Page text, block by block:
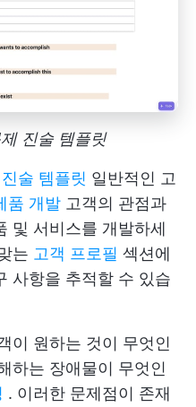
진술 템플릿
술 템플릿 일반적인 고
품 개발 고객의 관점과
및 서비스를 개발하세
는 고객 프로필 섹션에
사항을 추적할 수 있습
이 원하는 것이 무엇인
하는 장애물이 무엇인
. 이러한 문제점이 존재